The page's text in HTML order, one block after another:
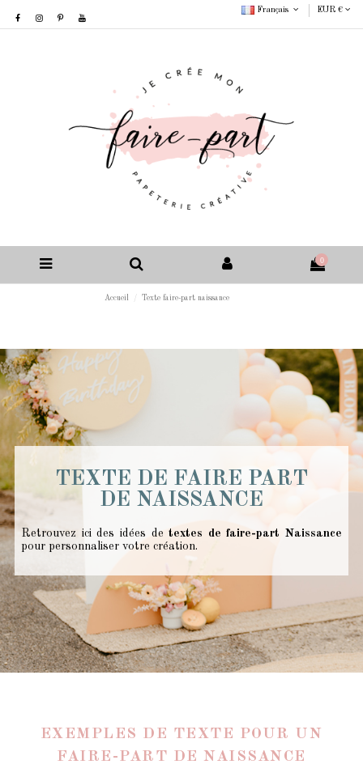
Français EUR €
0
Accueil Texte faire-part naissance
TEXTE DE FAIRE PART
DE NAISSANCE
Retrouvez ici des idées detextes de faire-part Naissance
pour personnaliser votre création.
EXEMPLES DE TEXTE POUR UN
FAIRE-PART DE NAISSANCE